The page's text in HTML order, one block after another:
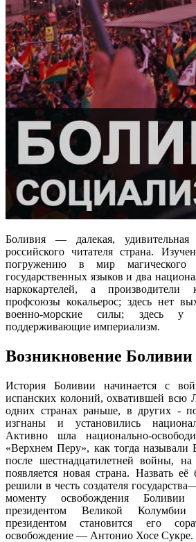
Боливия — далекая,
российского читателя страна.
погружению в мир магического
государственных языков и два
наркокартелей, а
профсоюзы кокальерос; здесь нет
военно-морские силы; здесь у
поддерживающие империализм.
Возникновение Боливии
История Боливии начинается с
испанских колоний, охватившей всю
одних странах раньше, в других -
изгнаны и установились
Активно шла национально-
«Верхнем Перу», как тогда
после шестнадцатилетней войны,
появляется новая страна. Назвать её
решили в честь создателя
моменту освобождения
президентом Великой
президентом становится его
освобождение — Антонио Хосе Сукре.